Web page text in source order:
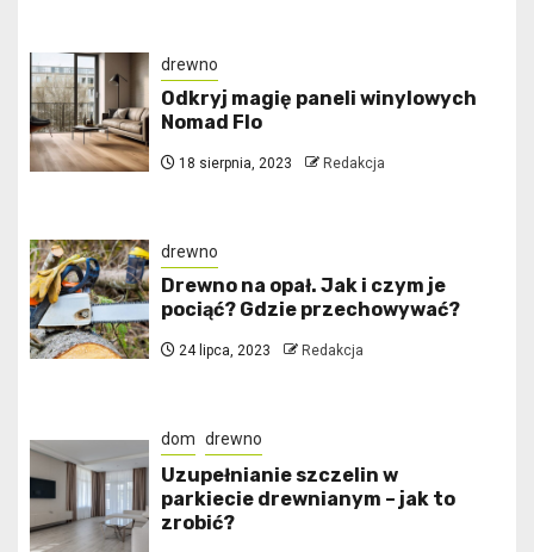
drewno
Odkryj magię paneli winylowych
Nomad Flo
18 sierpnia, 2023 Redakcja
drewno
Drewno na opał. Jak i czym je
pociąć? Gdzie przechowywać?
24 lipca, 2023 Redakcja
dom drewno
Uzupełnianie szczelin w
parkiecie drewnianym – jak to
zrobić?